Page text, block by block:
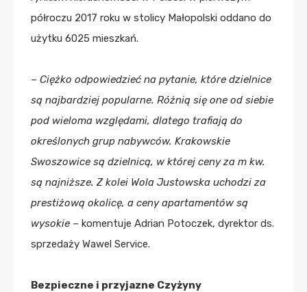
półroczu 2017 roku w stolicy Małopolski oddano do
użytku 6025 mieszkań.
– Ciężko odpowiedzieć na pytanie, które dzielnice
są najbardziej popularne. Różnią się one od siebie
pod wieloma względami, dlatego trafiają do
określonych grup nabywców. Krakowskie
Swoszowice są dzielnicą, w której ceny za m kw.
są najniższe. Z kolei Wola Justowska uchodzi za
prestiżową okolicę, a ceny apartamentów są
wysokie – komentuje Adrian Potoczek, dyrektor ds.
sprzedaży Wawel Service.
Bezpieczne i przyjazne Czyżyny